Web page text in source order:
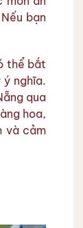
bạn
thể bắt
ý nghĩa.
qua
hoa,
và cảm